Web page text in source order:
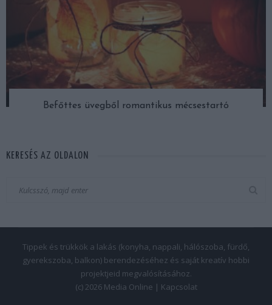
Befőttes üvegből romantikus mécsestartó
KERESÉS AZ OLDALON
Tippek és trükkök a lakás (konyha, nappali, hálószoba, fürdő,
gyerekszoba, balkon) berendezéséhez és saját kreatív hobbi
projektjeid megvalósításához.
(c) 2026 Media Online | Kapcsolat